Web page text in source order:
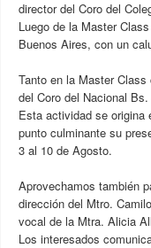
director del Coro del
Luego de la Master
Buenos Aires, con un
Tanto en la Master
del Coro del Nacional
Esta actividad se origina
punto culminante su
3 al 10 de Agosto.
Aprovechamos también
dirección del Mtro.
vocal de la Mtra. Alicia
Los interesados